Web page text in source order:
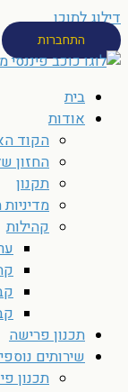
דילוג לתוכן
התחברות
בית
אודות
הקוד
החזון
תקנון
קהילות
תכנון פרישה
שירותים
תכנון